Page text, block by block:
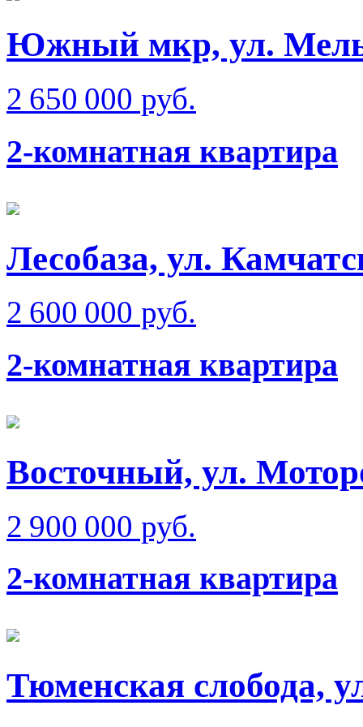
Южный мкр, ул.
2 650 000 руб.
2-комнатная квартира
Лесобаза, ул.
2 600 000 руб.
2-комнатная квартира
Восточный, ул.
2 900 000 руб.
2-комнатная квартира
Тюменская слобода,